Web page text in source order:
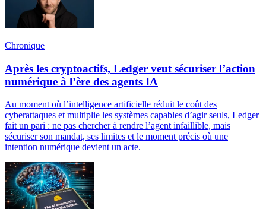
Chronique
Après les cryptoactifs, Ledger veut sécuriser l’action
numérique à l’ère des agents IA
Au moment où l’intelligence artificielle réduit le coût des
cyberattaques et multiplie les systèmes capables d’agir seuls, Ledger
fait un pari : ne pas chercher à rendre l’agent infaillible, mais
sécuriser son mandat, ses limites et le moment précis où une
intention numérique devient un acte.